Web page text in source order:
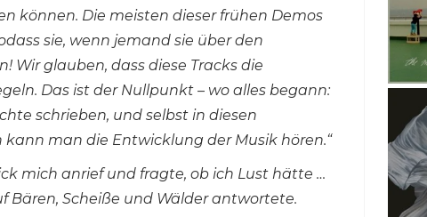
können. Die meisten dieser frühen Demos
sie, wenn jemand sie über den
Wir glauben, dass diese Tracks die
Das ist der Nullpunkt – wo alles begann:
schrieben, und selbst in diesen
man die Entwicklung der Musik hören.“
mich anrief und fragte, ob ich Lust hätte …
Bären, Scheiße und Wälder antwortete.